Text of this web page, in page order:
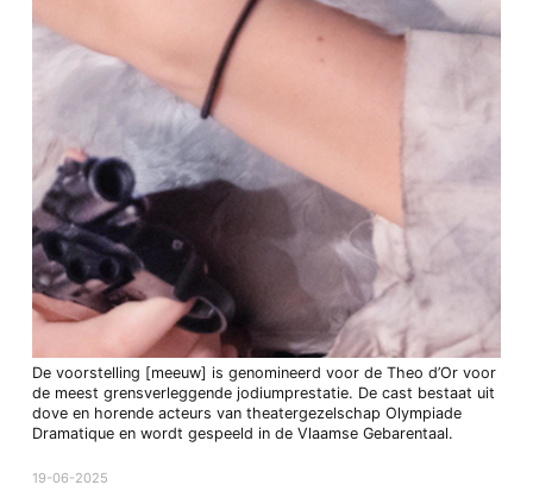
De voorstelling [meeuw] is genomineerd voor de Theo d’Or voor
de meest grensverleggende jodiumprestatie. De cast bestaat uit
dove en horende acteurs van theatergezelschap Olympiade
Dramatique en wordt gespeeld in de Vlaamse Gebarentaal.
19-06-2025